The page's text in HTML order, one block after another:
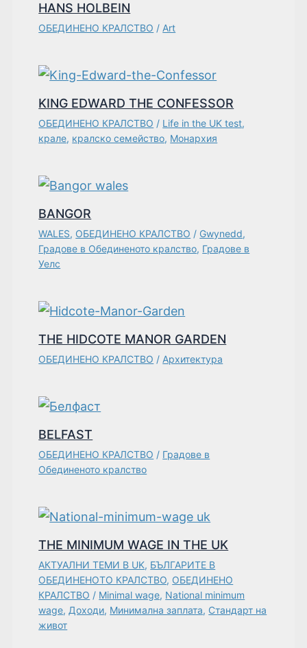
HANS HOLBEIN
ОБЕДИНЕНО КРАЛСТВО / Art
KING EDWARD THE CONFESSOR
ОБЕДИНЕНО КРАЛСТВО / Life in the UK test,
крале, кралско семейство, Монархия
BANGOR
WALES, ОБЕДИНЕНО КРАЛСТВО / Gwynedd,
Градове в Обединеното кралство, Градове в
Уелс
THE HIDCOTE MANOR GARDEN
ОБЕДИНЕНО КРАЛСТВО / Архитектура
BELFAST
ОБЕДИНЕНО КРАЛСТВО / Градове в
Обединеното кралство
THE MINIMUM WAGE IN THE UK
АКТУАЛНИ ТЕМИ В UK, БЪЛГАРИТЕ В
ОБЕДИНЕНОТО КРАЛСТВО, ОБЕДИНЕНО
КРАЛСТВО / Minimal wage, National minimum
wage, Доходи, Минимална заплата, Стандарт на
живот